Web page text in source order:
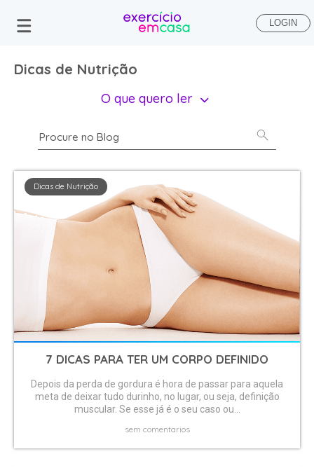
LOGIN
Dicas de Nutrição
O que quero ler
Dicas de Nutrição
7 DICAS PARA TER UM CORPO DEFINIDO
Depois da perda de gordura é hora de passar para aquela
meta de deixar tudo durinho, no lugar, ou seja, definição
muscular. Se esse já é o seu caso ou...
sem comentarios